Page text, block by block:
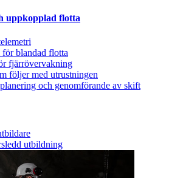
uppkopplad flotta
för blandad flotta
fjärrövervakning
följer med utrustningen
och genomförande av skift
utbildning